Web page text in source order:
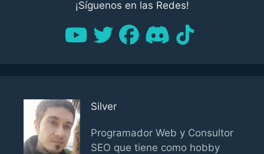
¡Síguenos en las Redes!
Silver
Programador Web y Consultor
SEO que tiene como hobby